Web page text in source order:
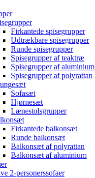
Firkantede spisegrupper
Udtrækbare spisegrupper
Runde spisegrupper
Spisegrupper af teaktræ
Spisegrupper af aluminium
Spisegrupper af polyrattan
Sofasæt
Hjørnesæt
Lænestolsgrupper
Firkantede balkonsæt
Runde balkonsæt
Balkonsæt af polyrattan
Balkonsæt af aluminium
2-personerssofaer